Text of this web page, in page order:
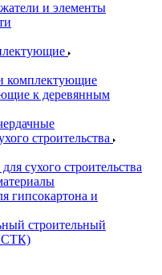
и элементы
комплектующие
к деревянным
строительства
сухого строительства
гипсокартона и
строительный